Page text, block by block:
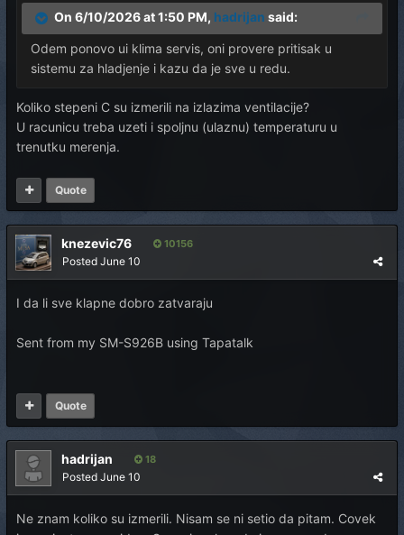
On 6/10/2026 at 1:50 PM, hadrijan said:
Odem ponovo ui klima servis, oni provere pritisak u
sistemu za hladjenje i kazu da je sve u redu.
Koliko stepeni C su izmerili na izlazima ventilacije?
U racunicu treba uzeti i spoljnu (ulaznu) temperaturu u
trenutku merenja.
Quote
knezevic76 10156
Posted June 10
I da li sve klapne dobro zatvaraju
Sent from my SM-S926B using Tapatalk
Quote
hadrijan 18
Posted June 10
Ne znam koliko su izmerili. Nisam se ni setio da pitam. Covek